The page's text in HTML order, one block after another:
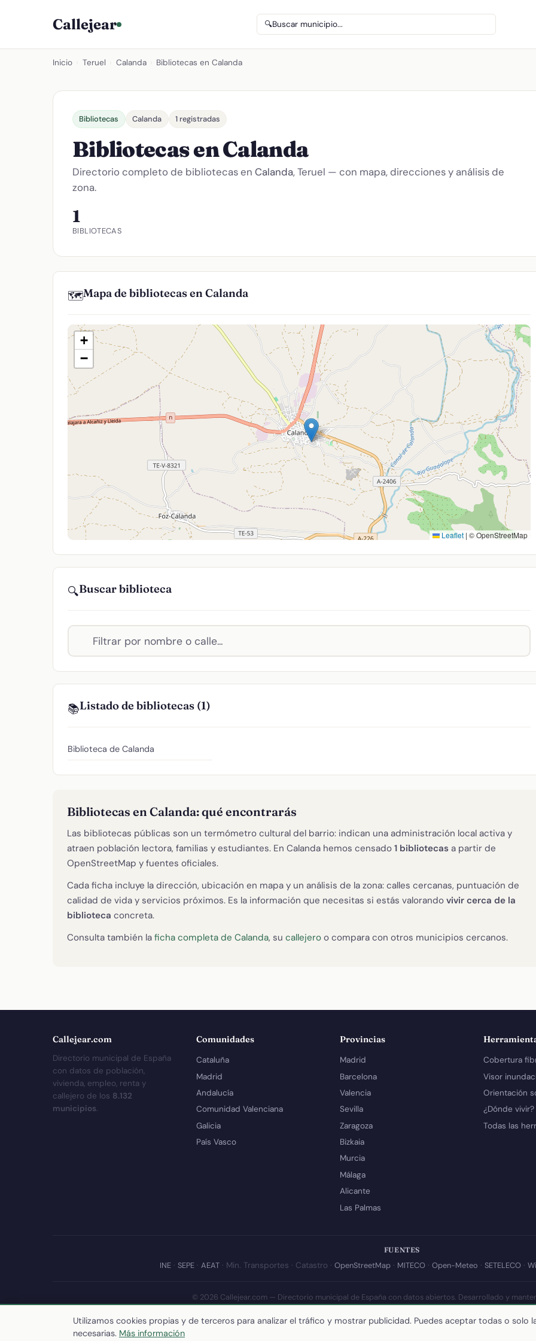
Callejear 🔍Buscar municipio...
Inicio Teruel Calanda Bibliotecas en Calanda
Bibliotecas Calanda 1 registradas
Bibliotecas en Calanda
Directorio completo de bibliotecas en Calanda, Teruel — con mapa, direcciones y análisis de
zona.
1
BIBLIOTECAS
🗺️Mapa de bibliotecas en Calanda
+
−
Leaflet | © OpenStreetMap
🔍Buscar biblioteca
📚Listado de bibliotecas (1)
Biblioteca de Calanda
Bibliotecas en Calanda: qué encontrarás
Las bibliotecas públicas son un termómetro cultural del barrio: indican una administración local activa y
atraen población lectora, familias y estudiantes. En Calanda hemos censado 1 bibliotecas a partir de
OpenStreetMap y fuentes oficiales.
Cada ficha incluye la dirección, ubicación en mapa y un análisis de la zona: calles cercanas, puntuación de
calidad de vida y servicios próximos. Es la información que necesitas si estás valorando vivir cerca de la
biblioteca concreta.
Consulta también la ficha completa de Calanda, su callejero o compara con otros municipios cercanos.
Callejear.com
Directorio municipal de España
con datos de población,
vivienda, empleo, renta y
callejero de los 8.132
municipios.
Comunidades
Cataluña
Madrid
Andalucía
Comunidad Valenciana
Galicia
País Vasco
Provincias
Madrid
Barcelona
Valencia
Sevilla
Zaragoza
Bizkaia
Murcia
Málaga
Alicante
Las Palmas
Cobertura
Visor
Orientación
¿Dónde vivir?
Todas las
FUENTES
INE · SEPE · AEAT · Min. Transportes · Catastro · OpenStreetMap · MITECO · Open-Meteo · SETELECO ·
© 2026 Callejear.com — Directorio municipal de España con datos abiertos. Desarrollado y
Última actualización de esta página:10 de julio de 2026·Cómo calculamos los
Utilizamos cookies propias y de terceros para analizar el tráfico y mostrar publicidad. Puedes aceptar todas o solo
necesarias. Más información